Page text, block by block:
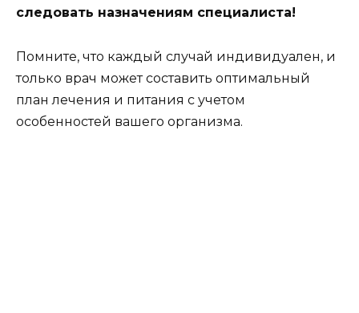
следовать назначениям специалиста!
Помните, что каждый случай индивидуален, и
только врач может составить оптимальный
план лечения и питания с учетом
особенностей вашего организма.